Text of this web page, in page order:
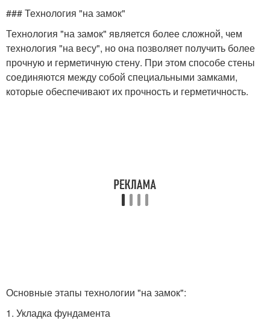
### Технология "на замок"
Технология "на замок" является более сложной, чем
технология "на весу", но она позволяет получить более
прочную и герметичную стену. При этом способе стены
соединяются между собой специальными замками,
которые обеспечивают их прочность и герметичность.
Основные этапы технологии "на замок":
1. Укладка фундамента